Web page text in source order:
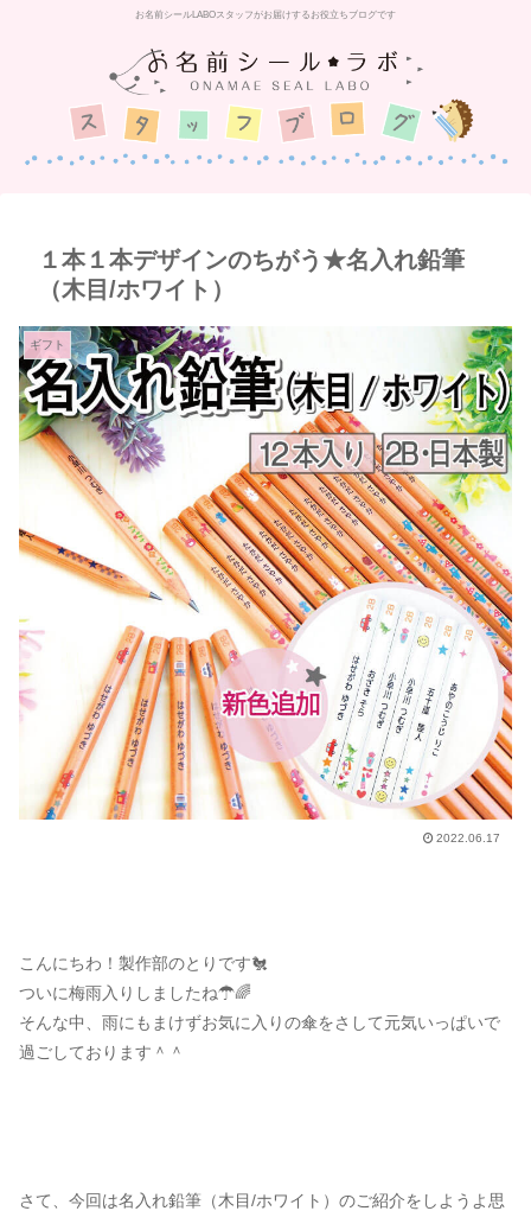
お名前シールLABOスタッフがお届けするお役立ちブログです
１本１本デザインのちがう★名入れ鉛筆
（木目/ホワイト）
ギフト
2022.06.17
こんにちわ！製作部のとりです🐔
ついに梅雨入りしましたね☂🌈
そんな中、雨にもまけずお気に入りの傘をさして元気いっぱいで
過ごしております＾＾
さて、今回は名入れ鉛筆（木目/ホワイト）のご紹介をしようよ思